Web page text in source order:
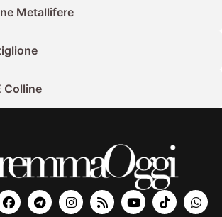
Metallifere
Colline